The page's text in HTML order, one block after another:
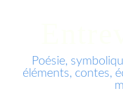
Poésie,
éléments, contes,